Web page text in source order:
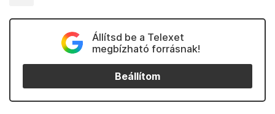
Állítsd be a Telexet
megbízható forrásnak!
Beállítom